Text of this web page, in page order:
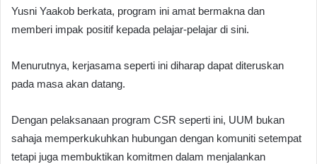
Yusni Yaakob berkata, program ini amat bermakna dan
memberi impak positif kepada pelajar-pelajar di sini.
Menurutnya, kerjasama seperti ini diharap dapat diteruskan
pada masa akan datang.
Dengan pelaksanaan program CSR seperti ini, UUM bukan
sahaja memperkukuhkan hubungan dengan komuniti setempat
tetapi juga membuktikan komitmen dalam menjalankan